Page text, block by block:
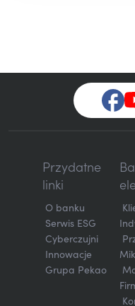
Przydatne
linki
O banku
Serwis ESG
Cyberczujni
Innowacje
Grupa Pekao